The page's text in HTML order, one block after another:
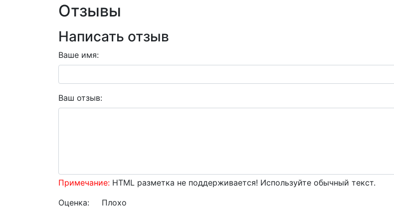
Отзывы
Написать отзыв
Ваше имя:
Ваш отзыв:
Примечание: HTML разметка не поддерживается! Используйте обычный текст.
Оценка: Плохо